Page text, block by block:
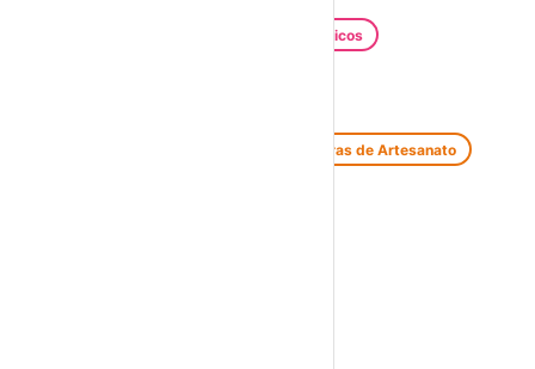
Festivais Gastronómicos
Feiras de Artesanato